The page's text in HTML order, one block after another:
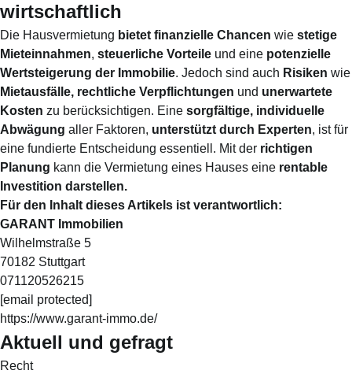
wirtschaftlich
Die Hausvermietung bietet finanzielle Chancen wie stetige
Mieteinnahmen, steuerliche Vorteile und eine potenzielle
Wertsteigerung der Immobilie. Jedoch sind auch Risiken wie
Mietausfälle, rechtliche Verpflichtungen und unerwartete
Kosten zu berücksichtigen. Eine sorgfältige, individuelle
Abwägung aller Faktoren, unterstützt durch Experten, ist für
eine fundierte Entscheidung essentiell. Mit der richtigen
Planung kann die Vermietung eines Hauses eine rentable
Investition darstellen.
Für den Inhalt dieses Artikels ist verantwortlich:
GARANT Immobilien
Wilhelmstraße 5
70182 Stuttgart
071120526215
[email protected]
https://www.garant-immo.de/
Aktuell und gefragt
Recht